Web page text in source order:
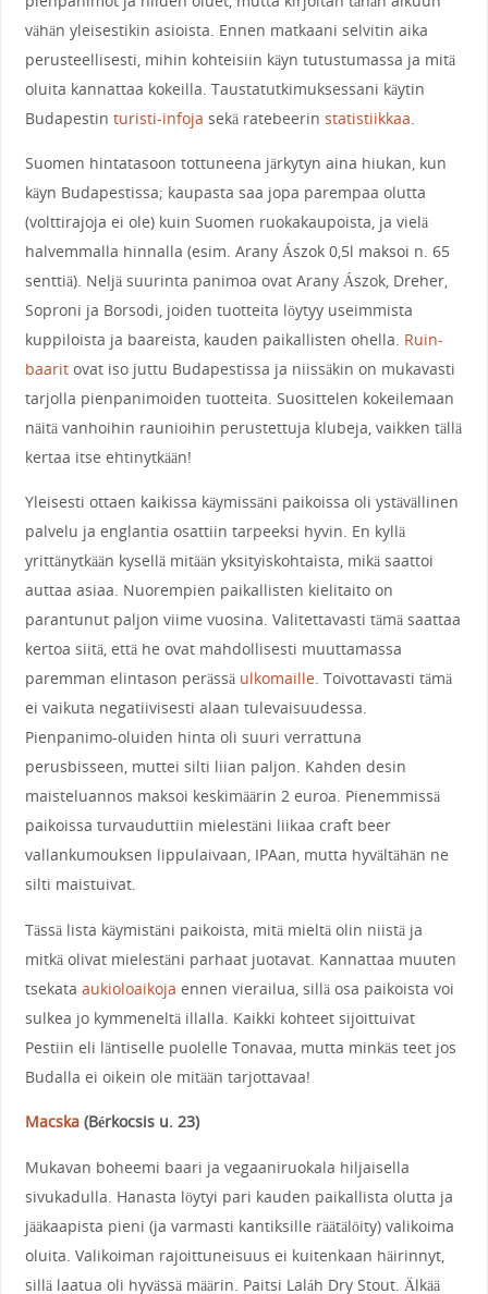
vähän yleisestikin asioista. Ennen matkaani selvitin aika
perusteellisesti, mihin kohteisiin käyn tutustumassa ja mitä
oluita kannattaa kokeilla. Taustatutkimuksessani käytin
Budapestin turisti-infoja sekä ratebeerin statistiikkaa
Suomen hintatasoon tottuneena järkytyn aina hiukan, kun
käyn Budapestissa; kaupasta saa jopa parempaa olutta
(volttirajoja ei ole) kuin Suomen ruokakaupoista, ja vielä
halvemmalla hinnalla (esim. Arany Ászok0,5l maksoi n. 65
senttiä). Neljä suurinta panimoa ovat Arany Ászok, Dreher,
Soproni ja Borsodi, joiden tuotteita löytyy useimmista
kuppiloista ja baareista, kauden paikallisten ohella. Ruin-
baaritovat iso juttu Budapestissa ja niissäkin on mukavasti
tarjolla pienpanimoiden tuotteita. Suosittelen kokeilemaan
näitä vanhoihin raunioihin perustettuja klubeja, vaikken tällä
kertaa itse ehtinytkään!
Yleisesti ottaen kaikissa käymissäni paikoissa oli ystävällinen
palvelu ja englantia osattiin tarpeeksi hyvin. En kyllä
yrittänytkään kysellä mitään yksityiskohtaista, mikä saattoi
auttaa asiaa. Nuorempien paikallisten kielitaito on
parantunut paljon viime vuosina. Valitettavasti tämä saattaa
kertoa siitä, että he ovat mahdollisesti muuttamassa
paremman elintason perässä ulkomaille. Toivottavasti tämä
ei vaikuta negatiivisesti alaan tulevaisuudessa.
Pienpanimo-oluiden hinta oli suuri verrattuna
perusbisseen, muttei silti liian paljon. Kahden desin
maisteluannos maksoi keskimäärin 2 euroa. Pienemmissä
paikoissa turvauduttiin mielestäni liikaa craft beer
vallankumouksen lippulaivaan, IPAan, mutta hyvältähän ne
silti maistuivat.
Tässä lista käymistäni paikoista, mitä mieltä olin niistä ja
mitkä olivat mielestäni parhaat juotavat. Kannattaa muuten
tsekata aukioloaikoja ennen vierailua, sillä osa paikoista voi
sulkea jo kymmeneltä illalla. Kaikki kohteet sijoittuivat
Pestiin eli läntiselle puolelle Tonavaa, mutta minkäs teet jos
Budalla ei oikein ole mitään tarjottavaa!
Macska(Bérkocsis u. 23)
Mukavan boheemi baari ja vegaaniruokala hiljaisella
sivukadulla. Hanasta löytyi pari kauden paikallista olutta ja
jääkaapista pieni (ja varmasti kantiksille räätälöity) valikoima
oluita. Valikoiman rajoittuneisuus ei kuitenkaan häirinnyt,
sillä laatua oli hyvässä määrin. Paitsi Laláh Dry Stout. Älkää